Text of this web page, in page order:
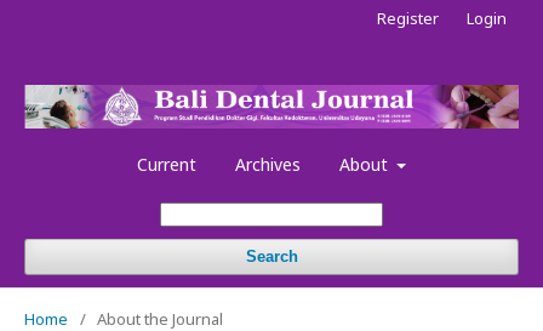
Current Archives About
Search
Register Login
Home / About the Journal